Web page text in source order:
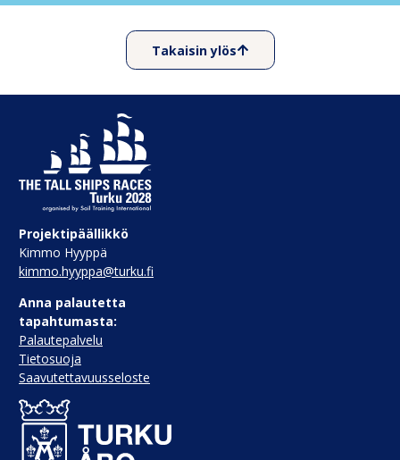
Takaisin ylös
Projektipäällikkö
Kimmo Hyyppä
kimmo.hyyppa@turku.fi
Anna palautetta
tapahtumasta:
Palautepalvelu
Tietosuoja
Saavutettavuusseloste